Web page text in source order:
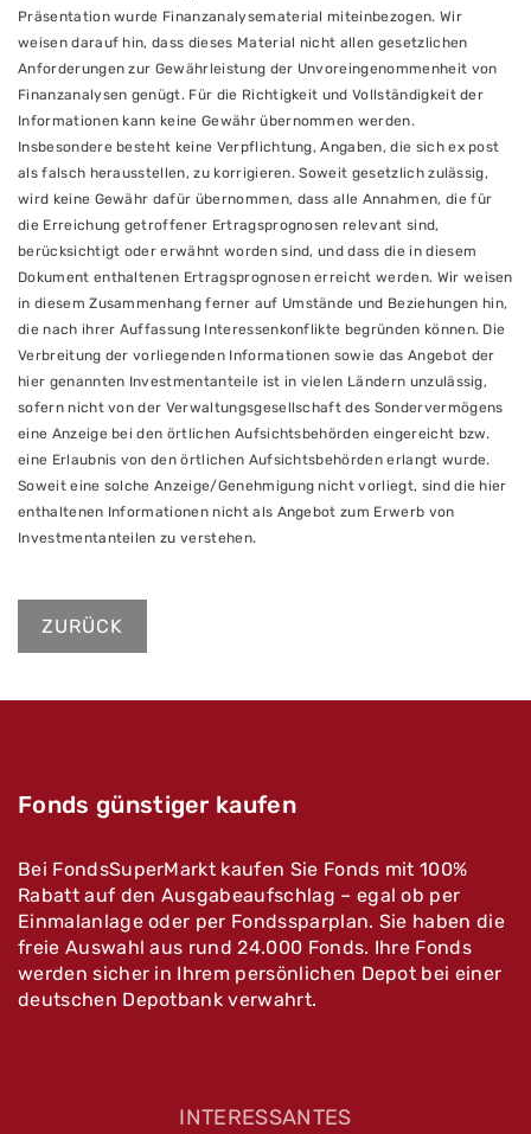
Präsentation wurde Finanzanalysematerial miteinbezogen. Wir
weisen darauf hin, dass dieses Material nicht allen gesetzlichen
Anforderungen zur Gewährleistung der Unvoreingenommenheit von
Finanzanalysen genügt. Für die Richtigkeit und Vollständigkeit der
Informationen kann keine Gewähr übernommen werden.
Insbesondere besteht keine Verpflichtung, Angaben, die sich ex post
als falsch herausstellen, zu korrigieren. Soweit gesetzlich zulässig,
wird keine Gewähr dafür übernommen, dass alle Annahmen, die für
die Erreichung getroffener Ertragsprognosen relevant sind,
berücksichtigt oder erwähnt worden sind, und dass die in diesem
Dokument enthaltenen Ertragsprognosen erreicht werden. Wir weisen
in diesem Zusammenhang ferner auf Umstände und Beziehungen hin,
die nach ihrer Auffassung Interessenkonflikte begründen können. Die
Verbreitung der vorliegenden Informationen sowie das Angebot der
hier genannten Investmentanteile ist in vielen Ländern unzulässig,
sofern nicht von der Verwaltungsgesellschaft des Sondervermögens
eine Anzeige bei den örtlichen Aufsichtsbehörden eingereicht bzw.
eine Erlaubnis von den örtlichen Aufsichtsbehörden erlangt wurde.
Soweit eine solche Anzeige/Genehmigung nicht vorliegt, sind die hier
enthaltenen Informationen nicht als Angebot zum Erwerb von
Investmentanteilen zu verstehen.
ZURÜCK
Fonds günstiger kaufen
Bei FondsSuperMarkt kaufen Sie Fonds mit 100%
Rabatt auf den Ausgabeaufschlag – egal ob per
Einmalanlage oder per Fondssparplan. Sie haben die
freie Auswahl aus rund 24.000 Fonds. Ihre Fonds
werden sicher in Ihrem persönlichen Depot bei einer
deutschen Depotbank verwahrt.
INTERESSANTES